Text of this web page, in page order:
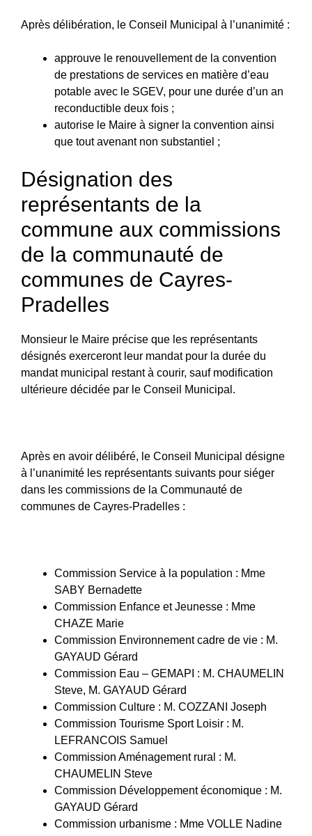
Après délibération, le Conseil Municipal à l’unanimité :
approuve le renouvellement de la convention
de prestations de services en matière d’eau
potable avec le SGEV, pour une durée d’un an
reconductible deux fois ;
autorise le Maire à signer la convention ainsi
que tout avenant non substantiel ;
Désignation des
représentants de la
commune aux commissions
de la communauté de
communes de Cayres-
Pradelles
Monsieur le Maire précise que les représentants
désignés exerceront leur mandat pour la durée du
mandat municipal restant à courir, sauf modification
ultérieure décidée par le Conseil Municipal.
Après en avoir délibéré, le Conseil Municipal désigne
à l’unanimité les représentants suivants pour siéger
dans les commissions de la Communauté de
communes de Cayres-Pradelles :
Commission Service à la population : Mme
SABY Bernadette
Commission Enfance et Jeunesse : Mme
CHAZE Marie
Commission Environnement cadre de vie : M.
GAYAUD Gérard
Commission Eau – GEMAPI : M. CHAUMELIN
Steve, M. GAYAUD Gérard
Commission Culture : M. COZZANI Joseph
Commission Tourisme Sport Loisir : M.
LEFRANCOIS Samuel
Commission Aménagement rural : M.
CHAUMELIN Steve
Commission Développement économique : M.
GAYAUD Gérard
Commission urbanisme : Mme VOLLE Nadine